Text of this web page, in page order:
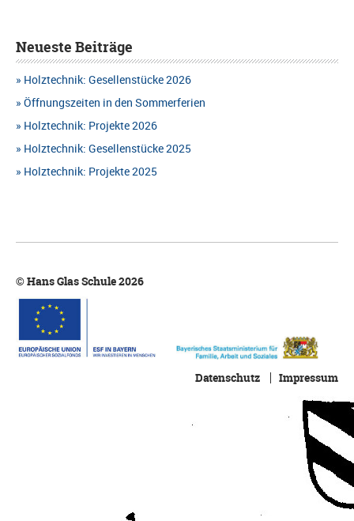
Neueste Beiträge
Holztechnik: Gesellenstücke 2026
Öffnungszeiten in den Sommerferien
Holztechnik: Projekte 2026
Holztechnik: Gesellenstücke 2025
Holztechnik: Projekte 2025
© Hans Glas Schule 2026
Datenschutz Impressum